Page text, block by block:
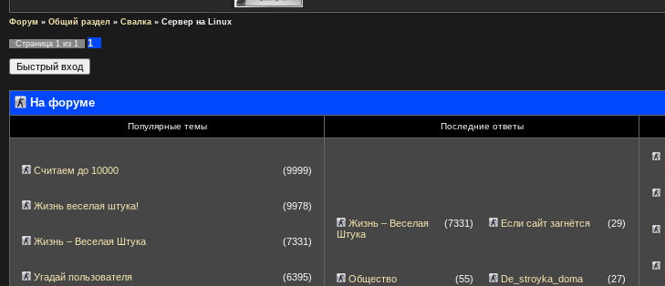
Форум » Общий раздел » Свалка » Сервер на Linux
Страница 1 из 1
1
На форуме
Популярные темы Последние ответы
Считаем до 10000 (9999)
Жизнь веселая штука! (9978)
Жизнь – Веселая Штука (7331)
Угадай пользователя (6395)
Жизнь – Веселая
Штука
(7331) Если сайт загнётся (29)
Общество (55) De_stroyka_doma (27)